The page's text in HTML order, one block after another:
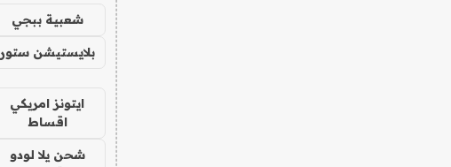
شعبية ببجي
بلايستيشن ستور
ايتونز امريكي
اقساط
شحن يلا لودو